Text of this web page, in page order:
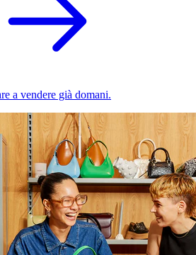
a vendere già domani.